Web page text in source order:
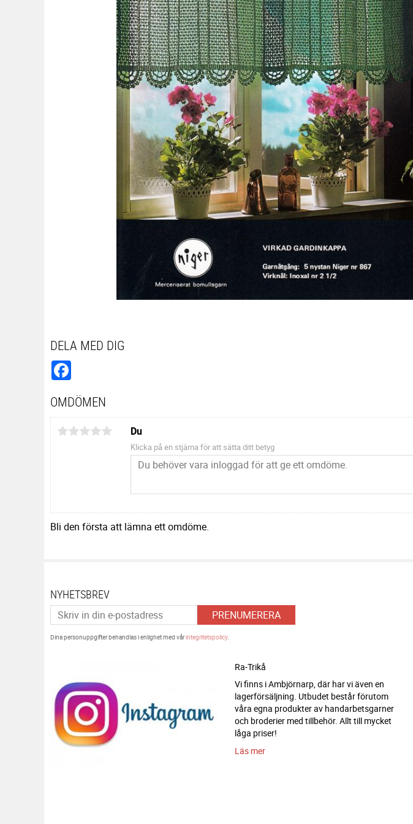
DELA MED DIG
OMDÖMEN
Du
Klicka på en stjärna för att sätta ditt betyg
Bli den första att lämna ett omdöme.
NYHETSBREV
PRENUMERERA
Dina personuppgifter behandlas i enlighet med vårintegritetspolicy.
Ra-Trikå
Vi finns i Ambjörnarp, där har vi även en
lagerförsäljning. Utbudet består förutom
våra egna produkter av handarbetsgarner
och broderier med tillbehör. Allt till mycket
låga priser!
Läs mer